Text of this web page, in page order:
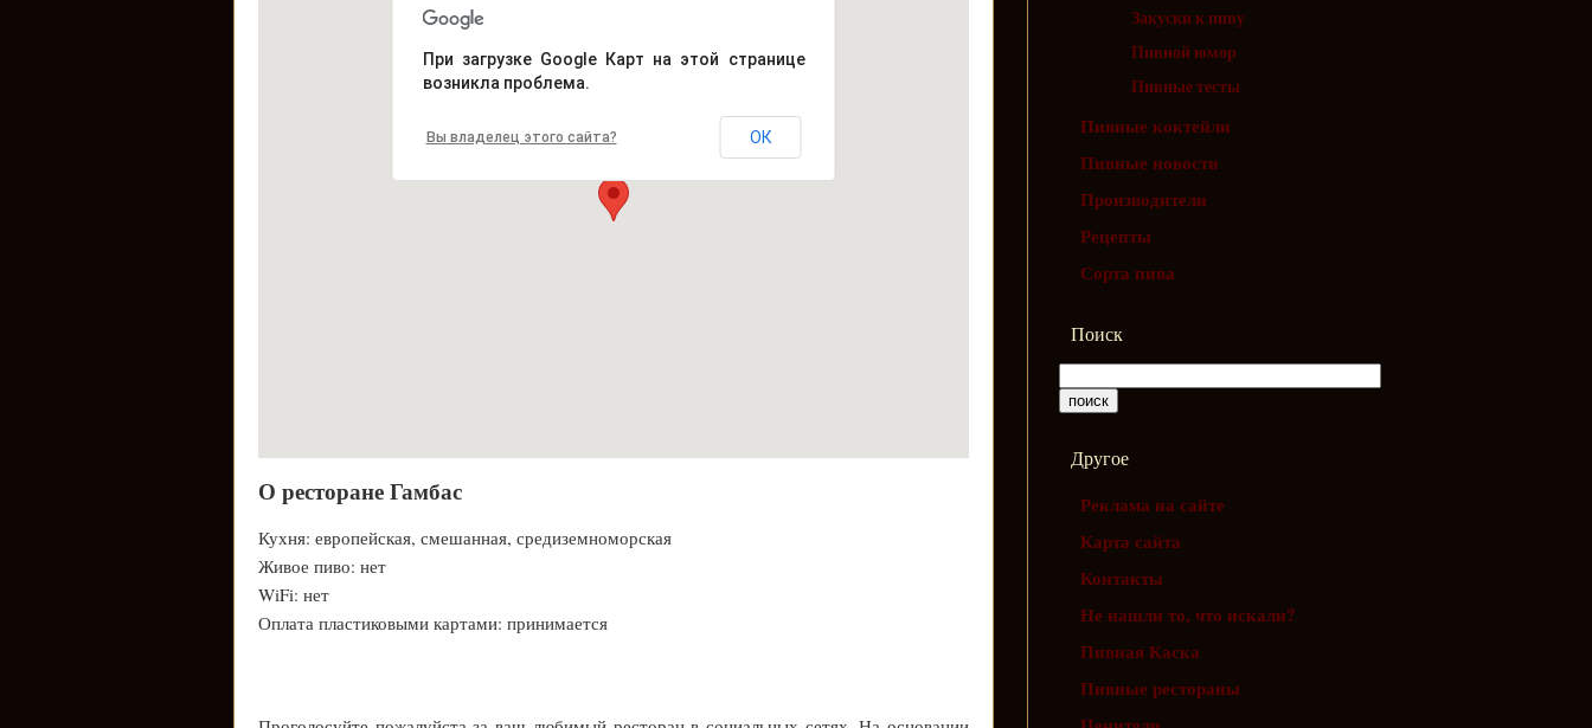
При загрузке Google Карт на этой странице
возникла проблема.
Вы владелец этого сайта? ОК
О ресторане Гамбас
Кухня: европейская, смешанная, средиземноморская
Живое пиво: нет
WiFi: нет
Оплата пластиковыми картами: принимается
Закуски к пиву
Пивной юмор
Пивные тесты
Пивные коктейли
Пивные новости
Производители
Рецепты
Сорта пива
Поиск
Другое
Реклама на сайте
Карта сайта
Контакты
Не нашли то, что искали?
Пивная Каска
Пивные рестораны